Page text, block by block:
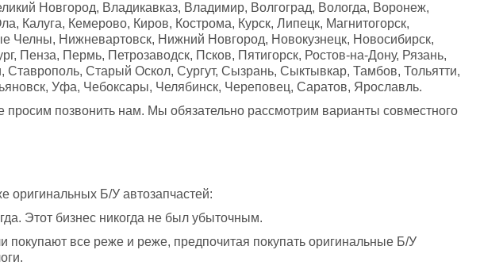
Новгород, Владикавказ, Владимир, Волгоград, Вологда, Воронеж,
Калуга, Кемерово, Киров, Кострома, Курск, Липецк, Магнитогорск,
Челны, Нижневартовск, Нижний Новгород, Новокузнецк, Новосибирск,
Пенза, Пермь, Петрозаводск, Псков, Пятигорск, Ростов-на-Дону, Рязань,
Старый Оскол, Сургут, Сызрань, Сыктывкар, Тамбов, Тольятти,
Уфа, Чебоксары, Челябинск, Череповец, Саратов, Ярославль.
просим позвонить нам. Мы обязательно рассмотрим варианты совместного
оригинальных Б/У автозапчастей:
Этот бизнес никогда не был убыточным.
покупают все реже и реже, предпочитая покупать оригинальные Б/У